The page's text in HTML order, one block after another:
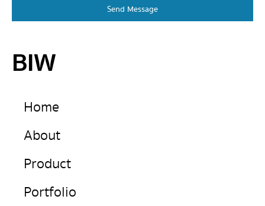
Send Message
BIW
Home
About
Product
Portfolio